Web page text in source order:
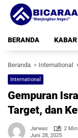
Langsung
konten
BERANDA
KABAR
Beranda International
International
Gempuran
Target, dan
Jarwas
2
Juni 28, 2025